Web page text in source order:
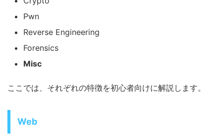
Pwn
Reverse Engineering
Forensics
Misc
ここでは、それぞれの特徴を初心者向けに解説します。
Web